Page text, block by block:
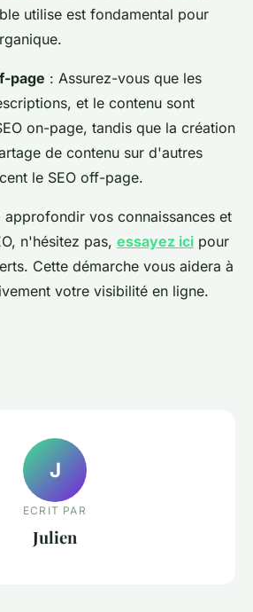
utilise est fondamental pour
page : Assurez-vous que les
et le contenu sont
on-page, tandis que la création
de contenu sur d'autres
le SEO off-page.
approfondir vos connaissances et
n'hésitez pas, essayez ici pour
Cette démarche vous aidera à
votre visibilité en ligne.
J
ECRIT PAR
Julien